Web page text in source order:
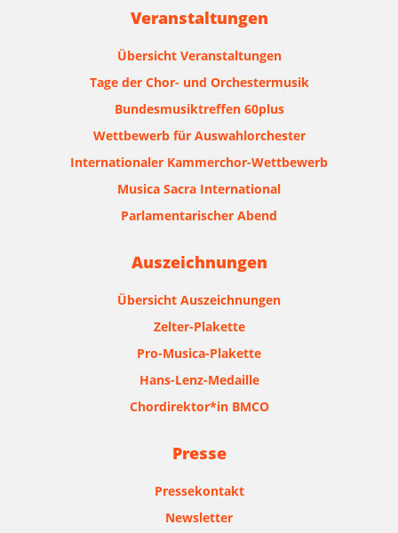
Veranstaltungen
Übersicht Veranstaltungen
Tage der Chor- und Orchestermusik
Bundesmusiktreffen 60plus
Wettbewerb für Auswahlorchester
Internationaler Kammerchor-Wettbewerb
Musica Sacra International
Parlamentarischer Abend
Auszeichnungen
Übersicht Auszeichnungen
Zelter-Plakette
Pro-Musica-Plakette
Hans-Lenz-Medaille
Chordirektor*in BMCO
Presse
Pressekontakt
Newsletter